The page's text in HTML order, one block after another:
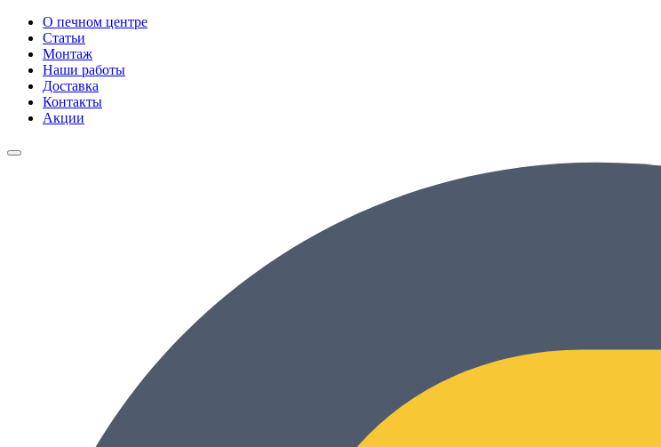
О печном центре
Статьи
Монтаж
Наши работы
Доставка
Контакты
Акции